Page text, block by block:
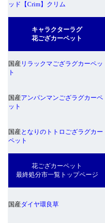
ッド【Crim】クリム
キャラクターラグ
花ござカーペット
国産 リラックマござラグカーペッ
ト
国産アンパンマンござラグカーペ
ット
国産となりのトトロござラグカー
ペット
花ござカーペット
最終処分市一覧トップページ
国産ダイヤ環良草